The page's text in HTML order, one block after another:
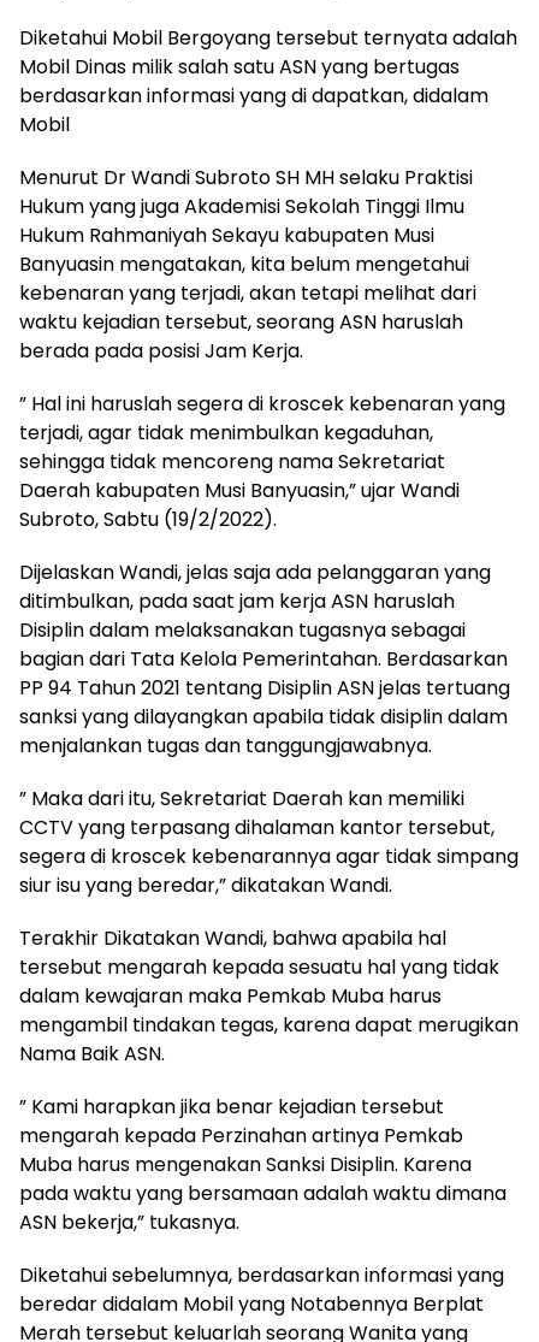
Diketahui Mobil Bergoyang tersebut ternyata adalah
Mobil Dinas milik salah satu ASN yang bertugas
berdasarkan informasi yang di dapatkan, didalam
Mobil
Menurut Dr Wandi Subroto SH MH selaku Praktisi
Hukum yang juga Akademisi Sekolah Tinggi Ilmu
Hukum Rahmaniyah Sekayu kabupaten Musi
Banyuasin mengatakan, kita belum mengetahui
kebenaran yang terjadi, akan tetapi melihat dari
waktu kejadian tersebut, seorang ASN haruslah
berada pada posisi Jam Kerja.
” Hal ini haruslah segera di kroscek kebenaran yang
terjadi, agar tidak menimbulkan kegaduhan,
sehingga tidak mencoreng nama Sekretariat
Daerah kabupaten Musi Banyuasin,” ujar Wandi
Subroto, Sabtu (19/2/2022).
Dijelaskan Wandi, jelas saja ada pelanggaran yang
ditimbulkan, pada saat jam kerja ASN haruslah
Disiplin dalam melaksanakan tugasnya sebagai
bagian dari Tata Kelola Pemerintahan. Berdasarkan
PP 94 Tahun 2021 tentang Disiplin ASN jelas tertuang
sanksi yang dilayangkan apabila tidak disiplin dalam
menjalankan tugas dan tanggungjawabnya.
” Maka dari itu, Sekretariat Daerah kan memiliki
CCTV yang terpasang dihalaman kantor tersebut,
segera di kroscek kebenarannya agar tidak simpang
siur isu yang beredar,” dikatakan Wandi.
Terakhir Dikatakan Wandi, bahwa apabila hal
tersebut mengarah kepada sesuatu hal yang tidak
dalam kewajaran maka Pemkab Muba harus
mengambil tindakan tegas, karena dapat merugikan
Nama Baik ASN.
” Kami harapkan jika benar kejadian tersebut
mengarah kepada Perzinahan artinya Pemkab
Muba harus mengenakan Sanksi Disiplin. Karena
pada waktu yang bersamaan adalah waktu dimana
ASN bekerja,” tukasnya.
Diketahui sebelumnya, berdasarkan informasi yang
beredar didalam Mobil yang Notabennya Berplat
Merah tersebut keluarlah seorang Wanita yang